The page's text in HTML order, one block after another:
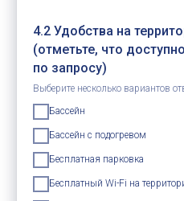
4.2 Удобства на
(отметьте, что
по запросу)
Выберите несколько вариантов
Бассейн
Бассейн с подогревом
Бесплатная парковка
Бесплатный Wi-Fi на